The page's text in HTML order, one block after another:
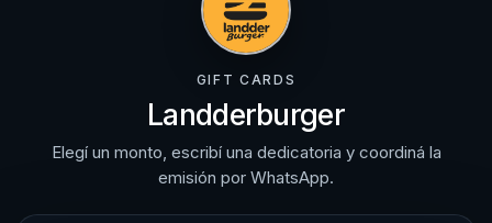
GIFT CARDS
Landderburger
Elegí un monto, escribí una dedicatoria y coordiná la
emisión por WhatsApp.